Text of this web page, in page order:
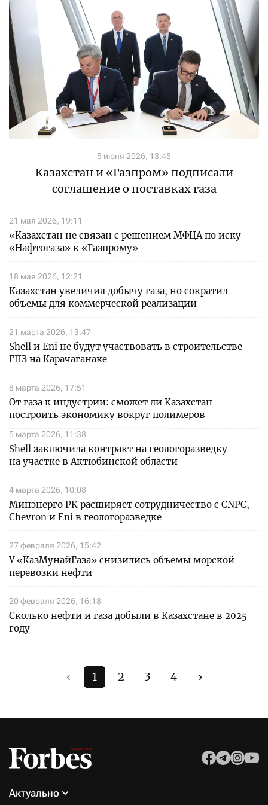
5 июня 2026, 13:45
Казахстан и «Газпром» подписали
соглашение о поставках газа
21 мая 2026, 19:11
«Казахстан не связан с решением МФЦА по иску
«Нафтогаза» к «Газпрому»
18 мая 2026, 12:21
Казахстан увеличил добычу газа, но сократил
объемы для коммерческой реализации
21 марта 2026, 13:47
Shell и Eni не будут участвовать в строительстве
ГПЗ на Карачаганаке
8 марта 2026, 17:51
От газа к индустрии: сможет ли Казахстан
построить экономику вокруг полимеров
5 марта 2026, 11:38
Shell заключила контракт на геологоразведку
на участке в Актюбинской области
4 марта 2026, 10:08
Минэнерго РК расширяет сотрудничество с CNPC,
Chevron и Eni в геологоразведке
27 февраля 2026, 15:42
У «КазМунайГаза» снизились объемы морской
перевозки нефти
20 февраля 2026, 16:18
Сколько нефти и газа добыли в Казахстане в 2025
году
‹ 1 2 3 4 ›
Актуально